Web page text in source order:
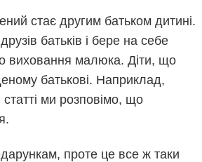
стає другим батьком дитині.
батьків і бере на себе
виховання малюка. Діти, що
батькові. Наприклад,
ми розповімо, що
проте це все ж таки